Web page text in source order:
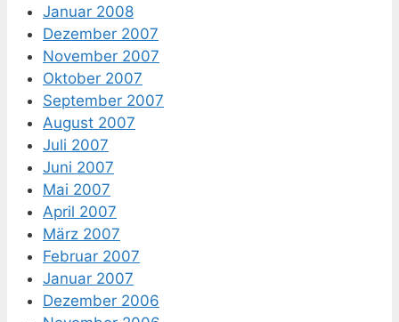
Januar 2008
Dezember 2007
November 2007
Oktober 2007
September 2007
August 2007
Juli 2007
Juni 2007
Mai 2007
April 2007
März 2007
Februar 2007
Januar 2007
Dezember 2006